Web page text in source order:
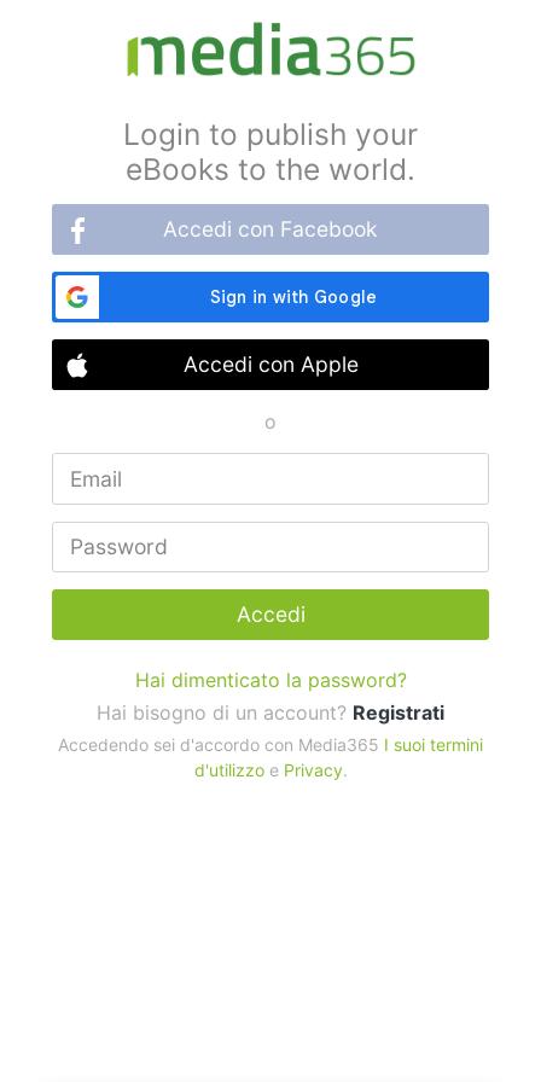
Login to publish your
eBooks to the world.
Accedi con Facebook
Accedi con Apple
o
Accedi
Hai dimenticato la password?
Hai bisogno di un account? Registrati
Accedendo sei d'accordo con Media365 I suoi termini
d'utilizzoe Privacy.